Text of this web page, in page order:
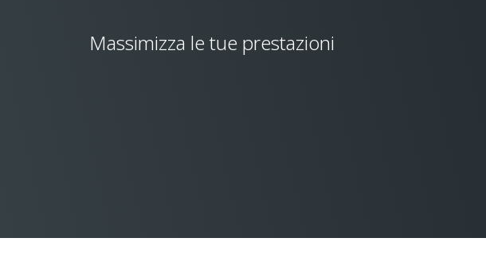
Massimizza le tue prestazioni